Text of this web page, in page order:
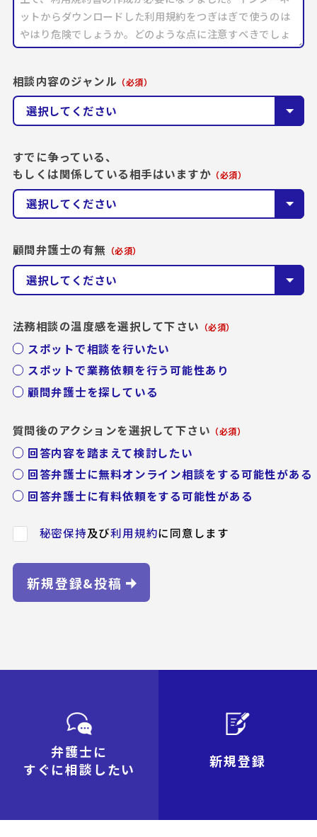
相談内容のジャンル （必須）
すでに争っている、
もしくは関係している相手はいますか （必須）
顧問弁護士の有無 （必須）
法務相談の温度感を選択して下さい （必須）
スポットで相談を行いたい
スポットで業務依頼を行う可能性あり
顧問弁護士を探している
質問後のアクションを選択して下さい （必須）
回答内容を踏まえて検討したい
回答弁護士に無料オンライン相談をする可能性がある
回答弁護士に有料依頼をする可能性がある
秘密保持及び利用規約に同意します
新規登録&投稿
弁護士に
すぐに相談したい
新規登録